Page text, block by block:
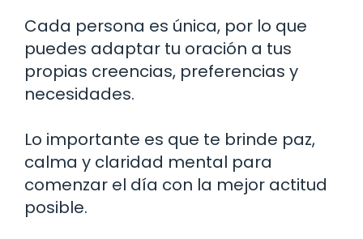
Cada persona es única, por lo que
puedes adaptar tu oración a tus
propias creencias, preferencias y
necesidades.
Lo importante es que te brinde paz,
calma y claridad mental para
comenzar el día con la mejor actitud
posible.